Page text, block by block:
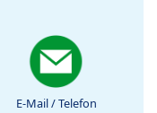
E-Mail / Telefon